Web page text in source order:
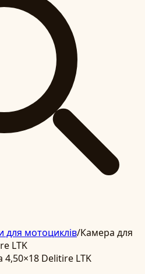
для мотоциклів/Камера для
LTK